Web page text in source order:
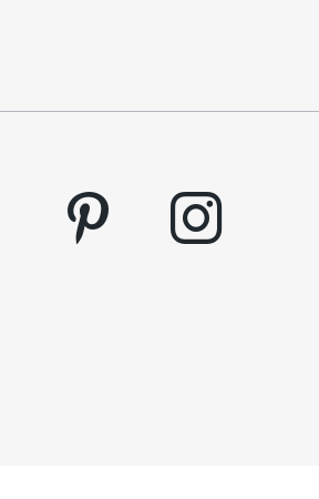
pinterest instagram